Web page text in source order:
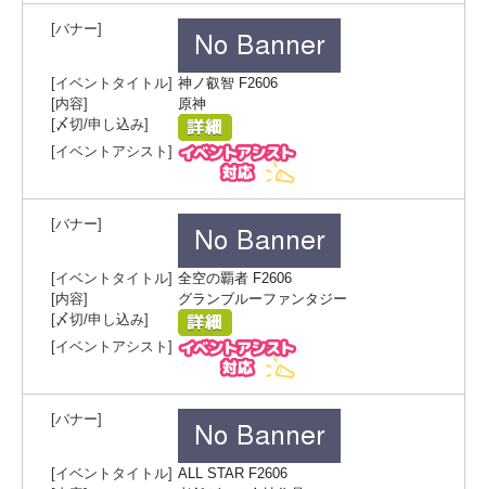
神ノ叡智 F2606
原神
全空の覇者 F2606
グランブルーファンタジー
ALL STAR F2606